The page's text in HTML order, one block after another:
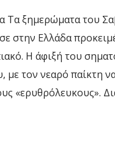
Τα ξημερώματα του
στην Ελλάδα
Η άφιξή του
με τον νεαρό παίκτη
«ερυθρόλευκους».